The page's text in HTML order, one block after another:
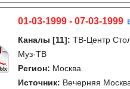
01-03-1999 - 07-03-1999
Каналы [11]: ТВ-Центр
Муз-ТВ
Регион: Москва
Источник: Вечерняя